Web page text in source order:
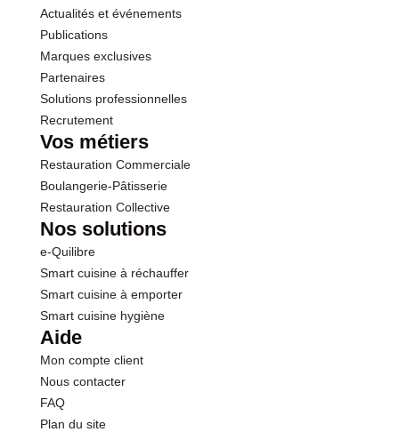
Actualités et événements
Publications
Marques exclusives
Partenaires
Solutions professionnelles
Recrutement
Vos métiers
Restauration Commerciale
Boulangerie-Pâtisserie
Restauration Collective
Nos solutions
e-Quilibre
Smart cuisine à réchauffer
Smart cuisine à emporter
Smart cuisine hygiène
Aide
Mon compte client
Nous contacter
FAQ
Plan du site